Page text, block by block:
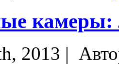
камеры:
2013 |